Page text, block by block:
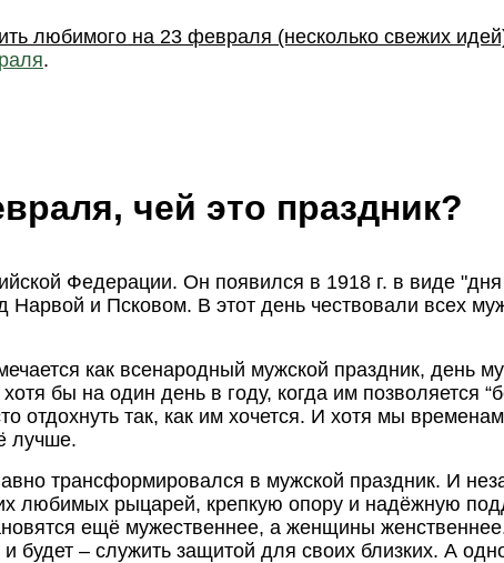
любимого на 23 февраля (несколько свежих
.
чей это праздник?
Федерации. Он появился в 1918 г. в виде
и Псковом. В этот день чествовали всех
как всенародный мужской праздник, день
бы на один день в году, когда им позволяется
отдохнуть так, как им хочется. И хотя мы
лучше.
трансформировался в мужской праздник. И
любимых рыцарей, крепкую опору и надёжную
ещё мужественнее, а женщины
будет – служить защитой для своих близких. А